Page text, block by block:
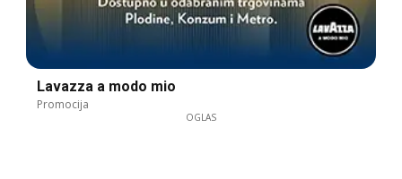
Lavazza a modo mio
Promocija
OGLAS